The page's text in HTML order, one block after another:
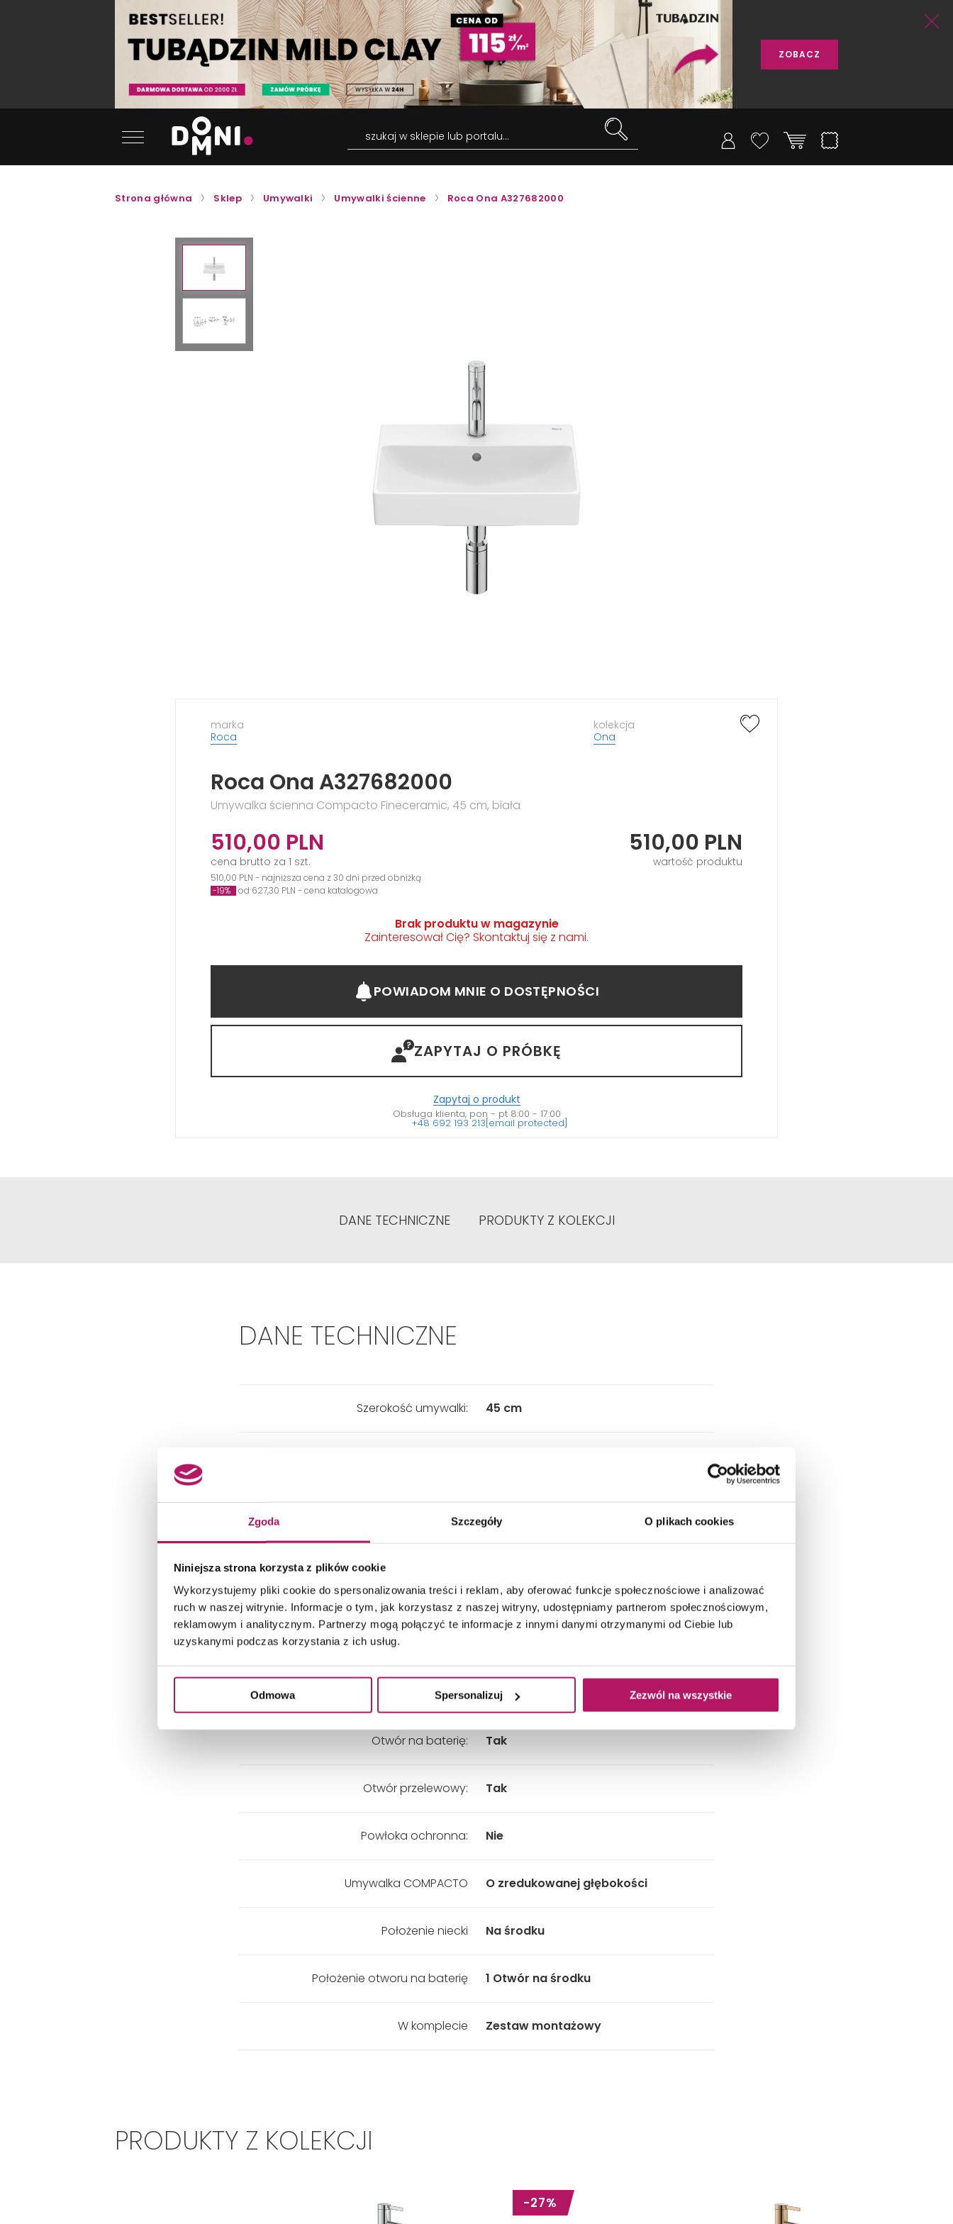
Zgoda Szczegóły O plikach cookies
Niniejsza strona korzysta z plików cookie
Wykorzystujemy pliki cookie do spersonalizowania treści i reklam, aby oferować funkcje społecznościowe i analizować
ruch w naszej witrynie. Informacje o tym, jak korzystasz z naszej witryny, udostępniamy partnerom społecznościowym,
reklamowym i analitycznym. Partnerzy mogą połączyć te informacje z innymi danymi otrzymanymi od Ciebie lub
uzyskanymi podczas korzystania z ich usług.
Odmowa Spersonalizuj Zezwól na wszystkie
ZOBACZ
szukaj w sklepie lub portalu...
Strona główna Sklep Umywalki Umywalki ścienne Roca Ona A327682000
marka
Roca
kolekcja
Ona
Roca Ona A327682000
Umywalka ścienna Compacto Fineceramic, 45 cm, biała
510,00 PLN
cena brutto za 1 szt.
510,00 PLN
wartość produktu
510,00 PLN - najniższa cena z 30 dni przed obniżką
-19%
od 627,30 PLN - cena katalogowa
Brak produktu w magazynie
Zainteresował Cię? Skontaktuj się z nami.
POWIADOM MNIE O DOSTĘPNOŚCI
ZAPYTAJ O PRÓBKĘ
Zapytaj o produkt
Obsługa klienta, pon - pt 8:00 - 17:00
+48 692 193 213[email protected]
DANE TECHNICZNE PRODUKTY Z KOLEKCJI
DANE TECHNICZNE
Szerokość umywalki: 45 cm
Kształt: Prostokątna
Dokładny wymiar - Szerokość: 450 mm
Dokładny wymiar - Wysokość:
Kolor: Biały
Otwór na baterię: Tak
Otwór przelewowy: Tak
Powłoka ochronna: Nie
Umywalka COMPACTO O zredukowanej głębokości
Położenie niecki Na środku
Położenie otworu na baterię 1 Otwór na środku
W komplecie Zestaw montażowy
PRODUKTY Z KOLEKCJI
-27%